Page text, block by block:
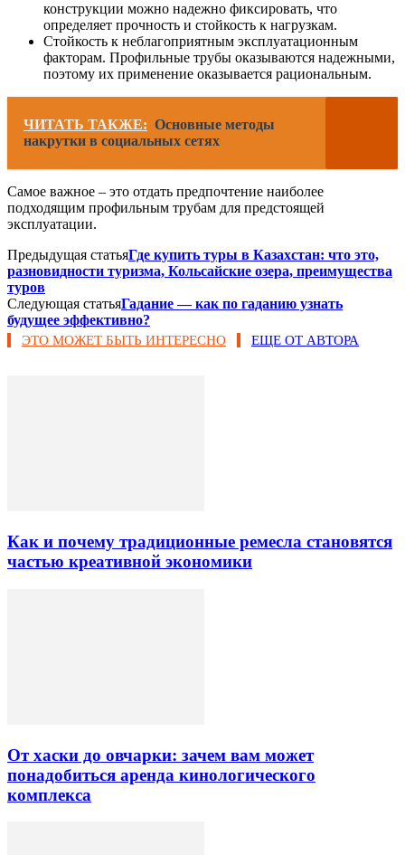
конструкции можно надежно фиксировать, что
определяет прочность и стойкость к нагрузкам.
Стойкость к неблагоприятным эксплуатационным
факторам. Профильные трубы оказываются надежными,
поэтому их применение оказывается рациональным.
ЧИТАТЬ ТАКЖЕ: Основные методы
накрутки в социальных сетях
Самое важное – это отдать предпочтение наиболее
подходящим профильным трубам для предстоящей
эксплуатации.
Предыдущая статьяГде купить туры в Казахстан: что это,
разновидности туризма, Кольсайские озера, преимущества
туров
Следующая статьяГадание — как по гаданию узнать
будущее эффективно?
ЭТО МОЖЕТ БЫТЬ ИНТЕРЕСНО ЕЩЕ ОТ АВТОРА
Как и почему традиционные ремесла становятся
частью креативной экономики
От хаски до овчарки: зачем вам может
понадобиться аренда кинологического
комплекса